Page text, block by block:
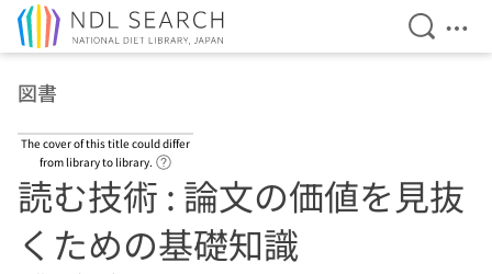
Open
図書
The cover of this title could differ
from library to library.
読む技術 : 論文の価値を見抜
くための基礎知識